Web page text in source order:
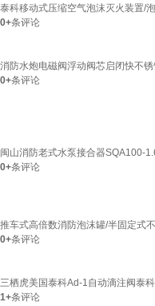
泰科移动式压缩空气泡沫灭火装置/
0+条评论
消防水炮电磁阀浮动阀芯启闭快不
0+条评论
闽山消防老式水泵接合器SQA100-
0+条评论
推车式高倍数消防泡沫罐/半固定式
0+条评论
三栖虎美国泰科Ad-1自动滴注阀泰
1+条评论